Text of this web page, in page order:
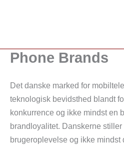
Phone Brands
Det danske marked for
teknologisk bevidsthed blandt
konkurrence og ikke mindst
brandloyalitet. Danskerne
brugeroplevelse og ikke mindst